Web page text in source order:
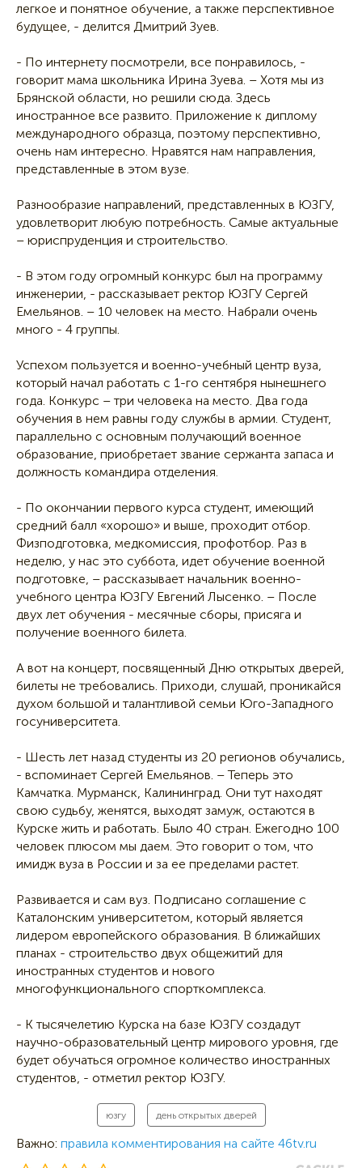
легкое и понятное обучение, а также перспективное
будущее, - делится Дмитрий Зуев.
- По интернету посмотрели, все понравилось, -
говорит мама школьника Ирина Зуева. – Хотя мы из
Брянской области, но решили сюда. Здесь
иностранное все развито. Приложение к диплому
международного образца, поэтому перспективно,
очень нам интересно. Нравятся нам направления,
представленные в этом вузе.
Разнообразие направлений, представленных в ЮЗГУ,
удовлетворит любую потребность. Самые актуальные
– юриспруденция и строительство.
- В этом году огромный конкурс был на программу
инженерии, - рассказывает ректор ЮЗГУ Сергей
Емельянов. – 10 человек на место. Набрали очень
много - 4 группы.
Успехом пользуется и военно-учебный центр вуза,
который начал работать с 1-го сентября нынешнего
года. Конкурс – три человека на место. Два года
обучения в нем равны году службы в армии. Студент,
параллельно с основным получающий военное
образование, приобретает звание сержанта запаса и
должность командира отделения.
- По окончании первого курса студент, имеющий
средний балл «хорошо» и выше, проходит отбор.
Физподготовка, медкомиссия, профотбор. Раз в
неделю, у нас это суббота, идет обучение военной
подготовке, – рассказывает начальник военно-
учебного центра ЮЗГУ Евгений Лысенко. – После
двух лет обучения - месячные сборы, присяга и
получение военного билета.
А вот на концерт, посвященный Дню открытых дверей,
билеты не требовались. Приходи, слушай, проникайся
духом большой и талантливой семьи Юго-Западного
госуниверситета.
- Шесть лет назад студенты из 20 регионов обучались,
- вспоминает Сергей Емельянов. – Теперь это
Камчатка. Мурманск, Калининград. Они тут находят
свою судьбу, женятся, выходят замуж, остаются в
Курске жить и работать. Было 40 стран. Ежегодно 100
человек плюсом мы даем. Это говорит о том, что
имидж вуза в России и за ее пределами растет.
Развивается и сам вуз. Подписано соглашение с
Каталонским университетом, который является
лидером европейского образования. В ближайших
планах - строительство двух общежитий для
иностранных студентов и нового
многофункционального спорткомплекса.
- К тысячелетию Курска на базе ЮЗГУ создадут
научно-образовательный центр мирового уровня, где
будет обучаться огромное количество иностранных
студентов, - отметил ректор ЮЗГУ.
юзгу день открытых дверей
Важно: правила комментирования на сайте 46tv.ru